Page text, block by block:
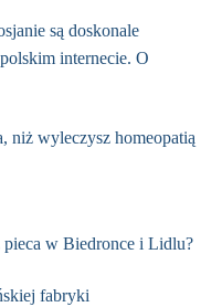
są doskonale
internecie. O
niż wyleczysz homeopatią
pieca w Biedronce i Lidlu?
fabryki